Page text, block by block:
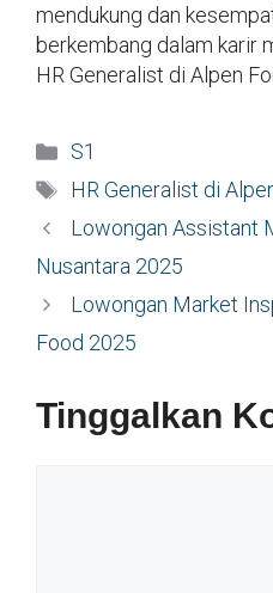
mendukung dan
berkembang dalam karir
HR Generalist di Alpen
Kategori
S1
Tag
HR Generalist di
Lowongan Assistant
Nusantara 2025
Lowongan Market
Food 2025
Tinggalkan